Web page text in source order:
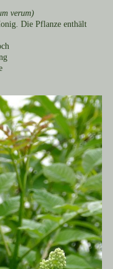
verum)
Die Pflanze enthält